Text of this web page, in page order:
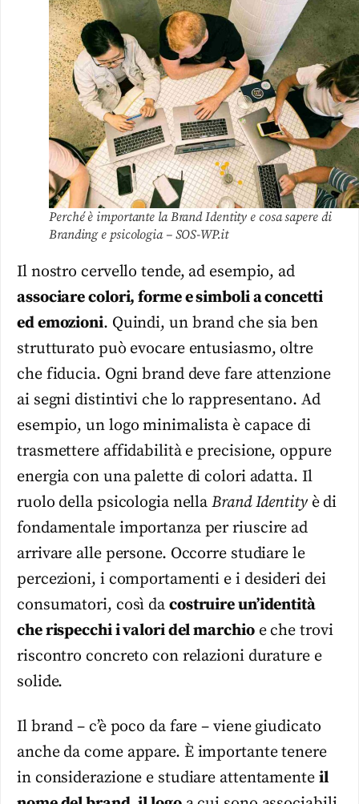
Perché è importante la Brand Identity e cosa sapere di
Branding e psicologia – SOS-WP.it
Il nostro cervello tende, ad esempio, ad
associare colori, forme e simboli a concetti
ed emozioni. Quindi, un brand che sia ben
strutturato può evocare entusiasmo, oltre
che fiducia. Ogni brand deve fare attenzione
ai segni distintivi che lo rappresentano. Ad
esempio, un logo minimalista è capace di
trasmettere affidabilità e precisione, oppure
energia con una palette di colori adatta. Il
ruolo della psicologia nellaBrand Identityè di
fondamentale importanza per riuscire ad
arrivare alle persone. Occorre studiare le
percezioni, i comportamenti e i desideri dei
consumatori, così da costruire un’identità
che rispecchi i valori del marchioe che trovi
riscontro concreto con relazioni durature e
solide.
Il brand – c’è poco da fare – viene giudicato
anche da come appare. È importante tenere
in considerazione e studiare attentamente il